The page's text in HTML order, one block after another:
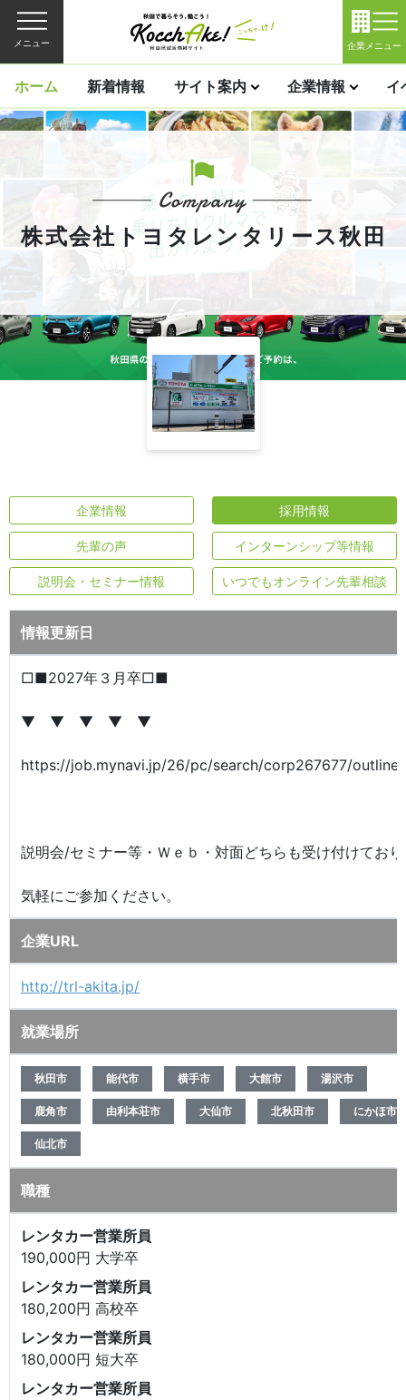
メニュー 企業メニュー
ホーム 新着情報 サイト案内 企業情報 イ
株式会社トヨタレンタリース秋田
企業情報 採用情報
先輩の声 インターンシップ等情報
説明会・セミナー情報 いつでもオンライン先輩相談
情報更新日
□■2027年３月卒□■
▼ ▼ ▼ ▼ ▼
https://job.mynavi.jp/26/pc/search/corp267677/
説明会/セミナー等・Ｗｅｂ・対面どちらも受け付けてお
気軽にご参加ください。
企業URL
http://trl-akita.jp/
就業場所
秋田市 能代市 横手市 大館市 湯沢市
鹿角市 由利本荘市 大仙市 北秋田市 にかほ市
仙北市
職種
レンタカー営業所員
190,000円 大学卒
レンタカー営業所員
180,200円 高校卒
レンタカー営業所員
180,000円 短大卒
レンタカー営業所員